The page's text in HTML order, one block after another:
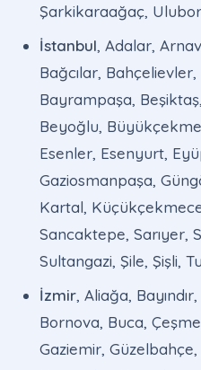
Şarkikaraağaç,
İstanbul, Adalar,
Bağcılar,
Bayrampaşa,
Beyoğlu,
Esenler, Esenyurt,
Gaziosmanpaşa,
Kartal,
Sancaktepe, Sarıyer,
Sultangazi, Şile, Şişli,
İzmir, Aliağa,
Bornova, Buca,
Gaziemir,